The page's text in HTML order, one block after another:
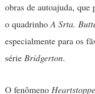
obras de autoajuda,
o quadrinhoA Srta.
especialmente para os
série Bridgerton.
O fenômeno